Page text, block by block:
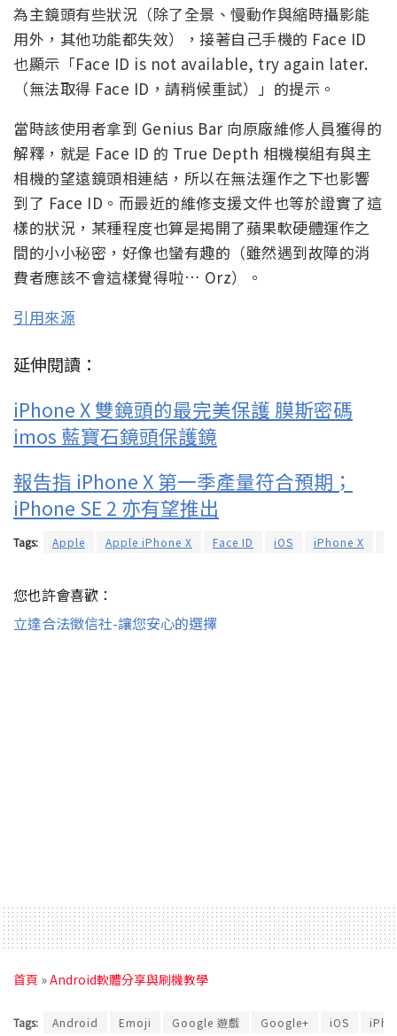
為主鏡頭有些狀況（除了全景、慢動作與縮時攝影能
用外，其他功能都失效），接著自己手機的 Face ID
也顯示「Face ID is not available, try again later.
（無法取得 Face ID，請稍候重試）」的提示。
當時該使用者拿到 Genius Bar 向原廠維修人員獲得的
解釋，就是 Face ID 的 True Depth 相機模組有與主
相機的望遠鏡頭相連結，所以在無法運作之下也影響
到了 Face ID。而最近的維修支援文件也等於證實了這
樣的狀況，某種程度也算是揭開了蘋果軟硬體運作之
間的小小秘密，好像也蠻有趣的（雖然遇到故障的消
費者應該不會這樣覺得啦… Orz）。
引用來源
延伸閱讀：
iPhone X 雙鏡頭的最完美保護 膜斯密碼
imos 藍寶石鏡頭保護鏡
報告指 iPhone X 第一季產量符合預期；
iPhone SE 2 亦有望推出
Tags: Apple Apple iPhone X Face ID iOS iPhone X
您也許會喜歡：
立達合法徵信社-讓您安心的選擇
首頁 »Android軟體分享與刷機教學
Tags: Android Emoji Google 遊戲 Google+ iOS